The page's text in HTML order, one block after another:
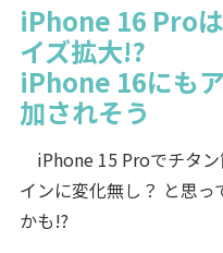
iPhone 16 Pro
イズ拡大!?
iPhone 16にも
加されそう
iPhone 15 Proでチタ
インに変化無し？ と思
かも!?